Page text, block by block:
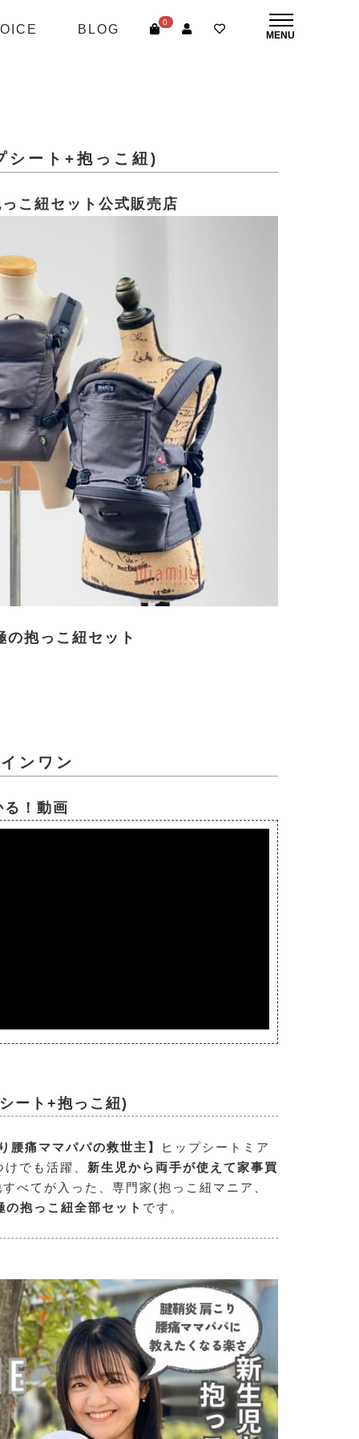
BLOG
0
シート+抱っこ紐)
こ紐セット公式販売店
の抱っこ紐セット
ンワン
！動画
ート+抱っこ紐)
腰痛ママパパの救世主】
ヒップシートミア
でも活躍、 新生児から両手が使えて家事買
すべてが入った、専門家(抱っこ紐マニア、
抱っこ紐全部セット です。